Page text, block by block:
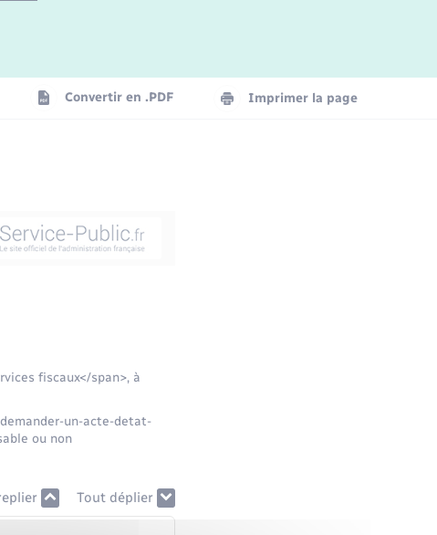
Convertir en .PDF Imprimer la page
fiscaux</span>, à
un-acte-detat-
ou non
Tout déplier